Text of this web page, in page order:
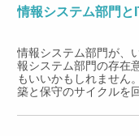
情報システム部門と
情報システム部門が、
報システム部門の存在
もいいかもしれません
築と保守のサイクルを